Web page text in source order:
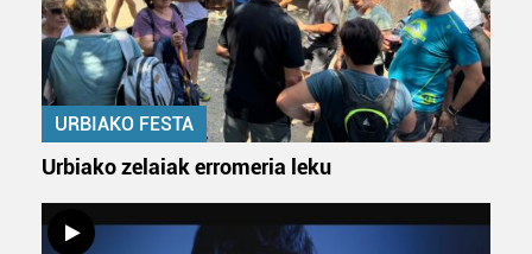
URBIAKO FESTA
Urbiako zelaiak erromeria leku